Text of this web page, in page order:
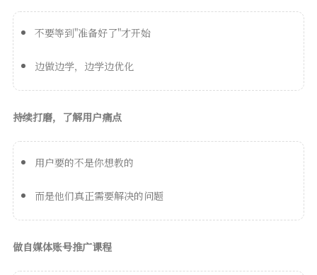
不要等到"准备好了"才开始
边做边学，边学边优化
持续打磨，了解用户痛点
用户要的不是你想教的
而是他们真正需要解决的问题
做自媒体账号推广课程